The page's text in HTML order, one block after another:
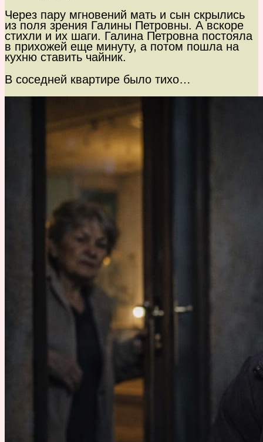
Через пару мгновений мать и сын скрылись
из поля зрения Галины Петровны. А вскоре
стихли и их шаги. Галина Петровна постояла
в прихожей еще минуту, а потом пошла на
кухню ставить чайник.
В соседней квартире было тихо…